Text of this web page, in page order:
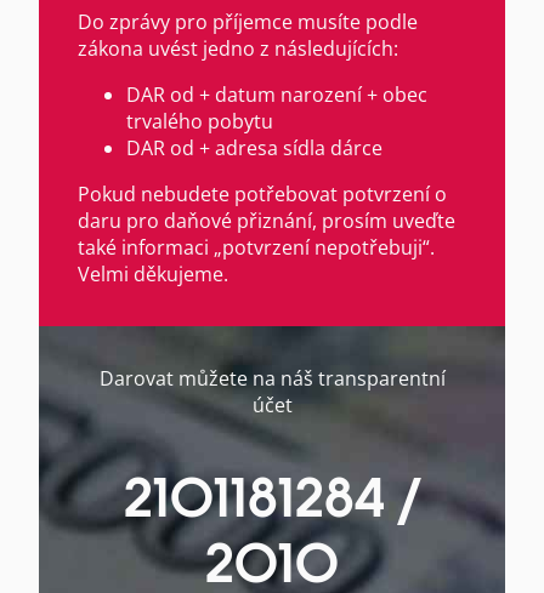
Do zprávy pro příjemce musíte podle
zákona uvést jedno z následujících:
DAR od + datum narození + obec
trvalého pobytu
DAR od + adresa sídla dárce
Pokud nebudete potřebovat potvrzení o
daru pro daňové přiznání, prosím uveďte
také informaci „potvrzení nepotřebuji“.
Velmi děkujeme.
Darovat můžete na náš transparentní
účet
2101181284 /
2010